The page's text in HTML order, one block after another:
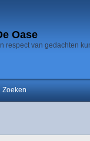
Oase
respect van gedachten
Zoeken